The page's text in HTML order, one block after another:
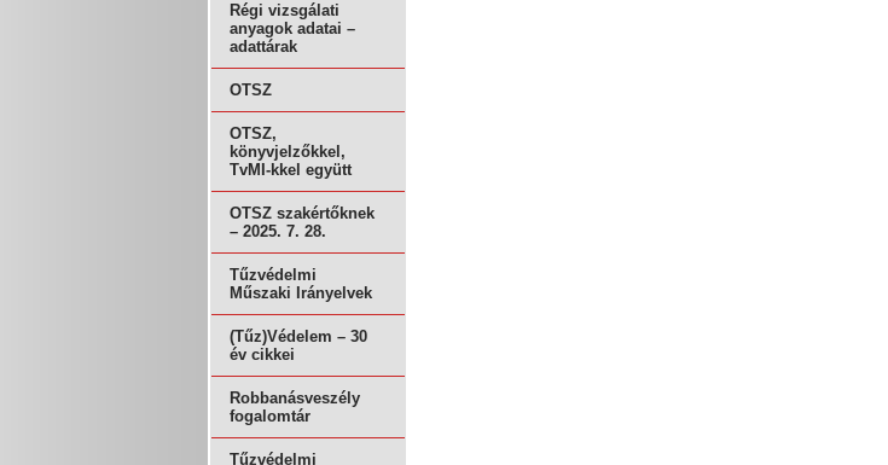
Régi vizsgálati
anyagok adatai –
adattárak
OTSZ
OTSZ,
könyvjelzőkkel,
TvMI-kkel együtt
OTSZ szakértőknek
– 2025. 7. 28.
Tűzvédelmi
Műszaki Irányelvek
(Tűz)Védelem – 30
év cikkei
Robbanásveszély
fogalomtár
Tűzvédelmi